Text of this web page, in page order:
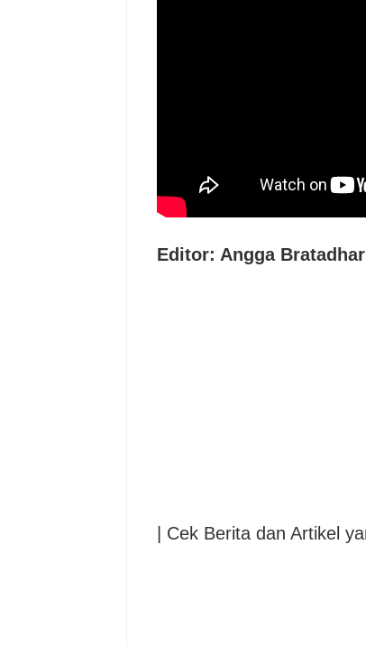
Editor: Angga
| Cek Berita dan Artikel